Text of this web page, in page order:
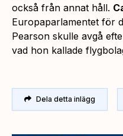
också från annat håll.
Europaparlamentet för
Pearson skulle avgå
vad hon kallade
Dela detta inlägg